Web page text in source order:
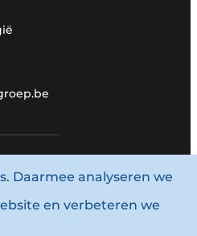
Daarmee analyseren we
en verbeteren we